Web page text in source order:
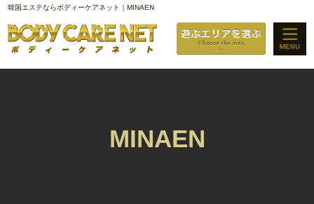
韓国エステならボディーケアネット｜MINAEN
MINAEN